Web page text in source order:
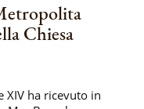
Chiesa
XIV ha ricevuto in